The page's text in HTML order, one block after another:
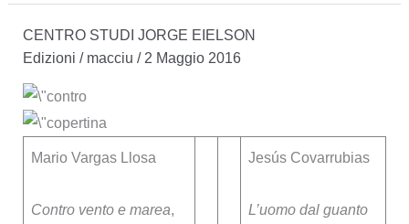
e
marea,
vol.
V(1964-
1988)
CENTRO STUDI JORGE EIELSON
Edizioni / macciu / 2 Maggio 2016
Mario Vargas Llosa
Contro vento e marea,
Jesús Covarrubias
L’uomo dal guanto